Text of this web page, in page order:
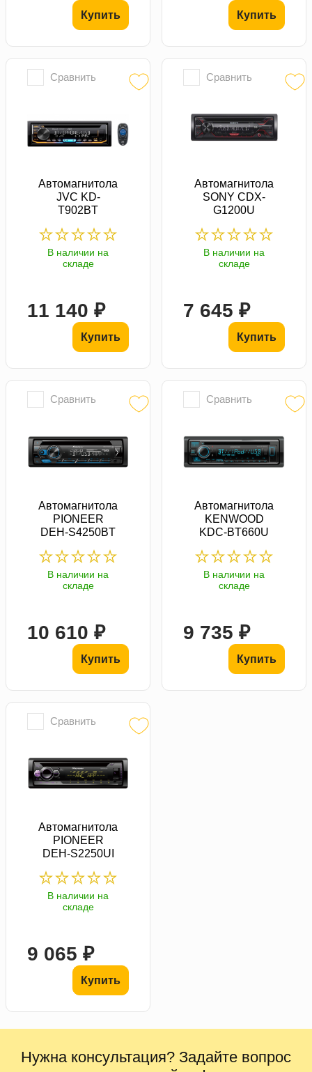
Купить Купить
Сравнить
Автомагнитола
JVC KD-
T902BT
В наличии на
складе
11 140 ₽
Купить
Сравнить
Автомагнитола
SONY CDX-
G1200U
В наличии на
складе
7 645 ₽
Купить
Сравнить
Автомагнитола
PIONEER
DEH-S4250BT
В наличии на
складе
10 610 ₽
Купить
Сравнить
Автомагнитола
KENWOOD
KDC-BT660U
В наличии на
складе
9 735 ₽
Купить
Сравнить
Автомагнитола
PIONEER
DEH-S2250UI
В наличии на
складе
9 065 ₽
Купить
Нужна консультация? Задайте вопрос